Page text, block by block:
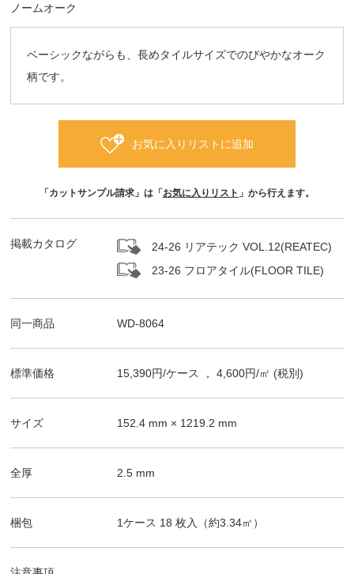
ノームオーク
ベーシックながらも、長めタイルサイズでのびやかなオーク
柄です。
お気に入りリストに追加
「カットサンプル請求」は「 お気に入りリスト 」から行えます。
掲載カタログ
24-26 リアテック VOL.12(REATEC)
23-26 フロアタイル(FLOOR TILE)
同一商品 WD-8064
標準価格 15,390円/ケース ，4,600円/㎡ (税別)
サイズ 152.4 mm × 1219.2 mm
全厚 2.5 mm
梱包 1ケース 18 枚入（約3.34㎡）